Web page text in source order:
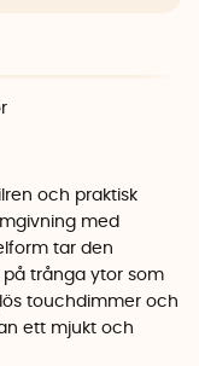
och praktisk
med
tar den
trånga ytor som
touchdimmer och
ett mjukt och